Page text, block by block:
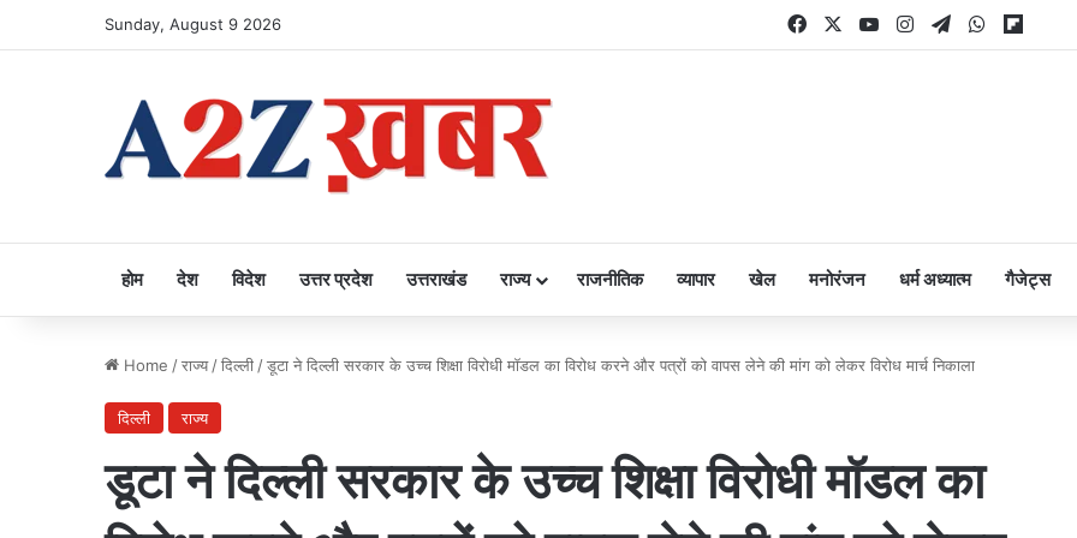
Sunday, August 9 2026 FacebookYouTubeInstagram
TelegramWhatsApp
होम देश विदेश उत्तर प्रदेश उत्तराखंड राज्य राजनीतिक व्यापार खेल मनोरंजन धर्म अध्यात्म गैजेट्स
Home /राज्य /दिल्ली /डूटा ने दिल्ली सरकार के उच्च शिक्षा विरोधी मॉडल का विरोध करने और पत्रों को वापस लेने की मांग को लेकर विरोध मार्च निकाला
दिल्ली राज्य
डूटा ने दिल्ली सरकार के उच्च शिक्षा विरोधी मॉडल का